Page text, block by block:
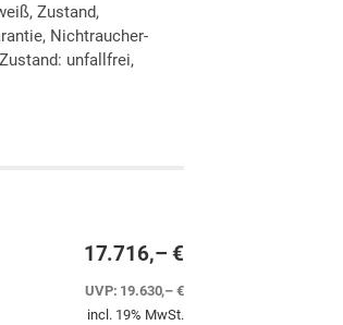
Zustand,
Nichtraucher-
unfallfrei,
17.716,– €
UVP: 19.630,– €
incl. 19% MwSt.